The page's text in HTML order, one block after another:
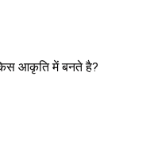
आकृति में बनते है?